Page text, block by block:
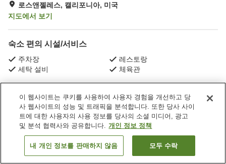
로스앤젤레스, 캘리포니아, 미국
지도에서 보기
숙소 편의 시설/서비스
주차장
레스토랑
세탁 설비
체육관
미국 캘리포니아 로스앤젤레스
Pasadena
힐튼 패서디나
객실 보기
이 웹사이트는 쿠키를 사용하여 사용자 경험을 개선하고 당
사 웹사이트의 성능 및 트래픽을 분석합니다. 또한 당사 사이
트에 대한 사용자의 사용 정보를 당사의 소셜 미디어, 광고
및 분석 협력사와 공유합니다. 개인 정보 정책
내 개인 정보를 판매하지 않음 모두 수락